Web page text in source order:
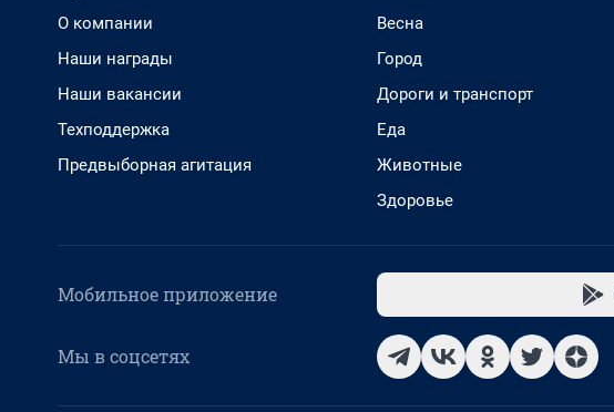
О компании
Наши награды
Наши вакансии
Техподдержка
Предвыборная агитация
Весна
Город
Дороги и транспорт
Еда
Животные
Здоровье
Мобильное приложение
Мы в соцсетях